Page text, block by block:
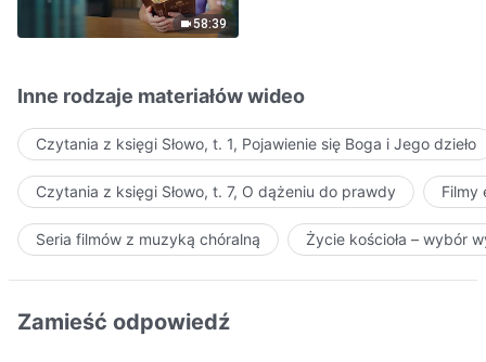
58:39
Inne rodzaje materiałów wideo
Czytania z księgi Słowo, t. 1, Pojawienie się Boga i Jego dzieło
Czytania z księgi Słowo, t. 7, O dążeniu do prawdy Filmy
Seria filmów z muzyką chóralną Życie kościoła – wybór
Zamieść odpowiedź